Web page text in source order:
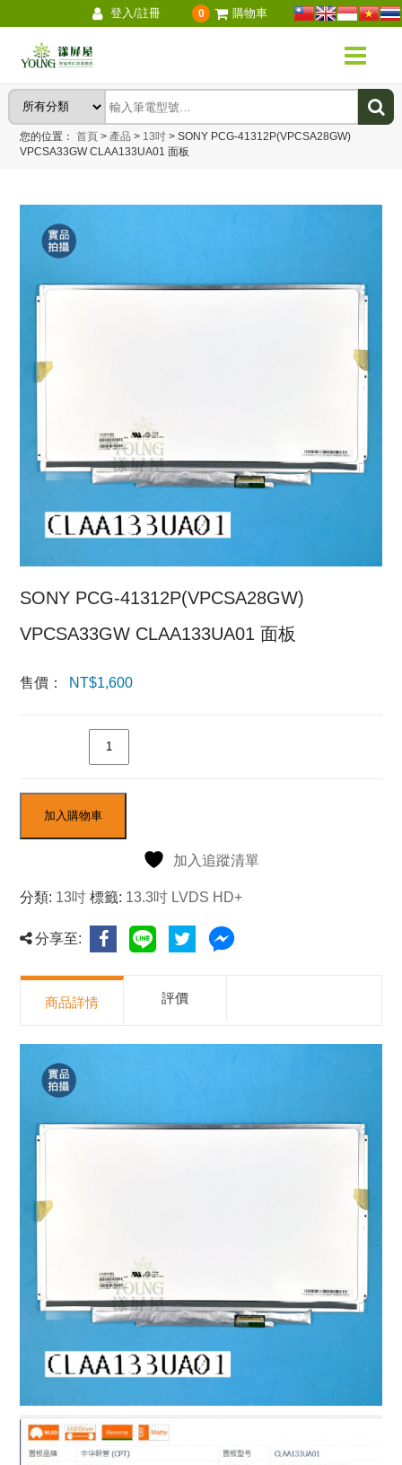
登入/註冊 0 購物車
您的位置：首頁 > 產品 > 13吋 > SONY PCG-41312P(VPCSA28GW)
VPCSA33GW CLAA133UA01 面板
SONY PCG-41312P(VPCSA28GW)
VPCSA33GW CLAA133UA01 面板
售價： NT$1,600
加入購物車
加入追蹤清單
分類: 13吋 標籤: 13.3吋 LVDS HD+
分享至:
商品詳情 評價